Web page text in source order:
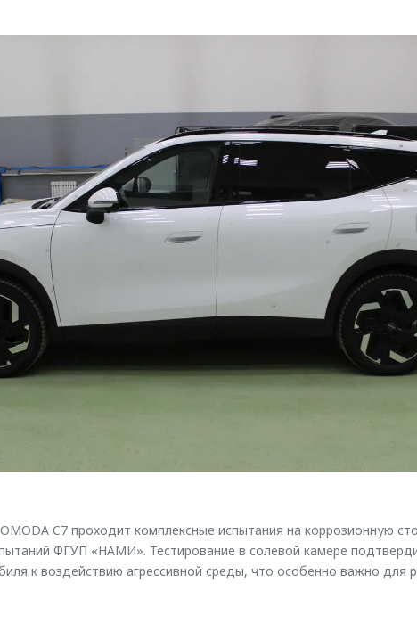
C7 проходит комплексные испытания на коррозионную
ФГУП «НАМИ». Тестирование в солевой камере
к воздействию агрессивной среды, что особенно важно для